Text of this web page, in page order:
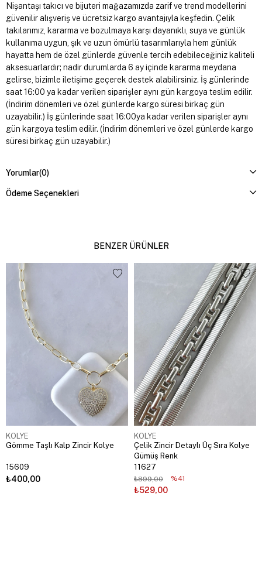
Nişantaşı takıcı ve bijuteri mağazamızda zarif ve trend modellerini
güvenilir alışveriş ve ücretsiz kargo avantajıyla keşfedin. Çelik
takılarımız, kararma ve bozulmaya karşı dayanıklı, suya ve günlük
kullanıma uygun, şık ve uzun ömürlü tasarımlarıyla hem günlük
hayatta hem de özel günlerde güvenle tercih edebileceğiniz kaliteli
aksesuarlardır; nadir durumlarda 6 ay içinde kararma meydana
gelirse, bizimle iletişime geçerek destek alabilirsiniz. İş günlerinde
saat 16:00 ya kadar verilen siparişler aynı gün kargoya teslim edilir.
(İndirim dönemleri ve özel günlerde kargo süresi birkaç gün
uzayabilir.) İş günlerinde saat 16:00ya kadar verilen siparişler aynı
gün kargoya teslim edilir. (İndirim dönemleri ve özel günlerde kargo
süresi birkaç gün uzayabilir.)
Yorumlar(0)
Ödeme Seçenekleri
BENZER ÜRÜNLER
KOLYE
Gömme Taşlı Kalp Zincir Kolye
15609
₺400,00
KOLYE
Çelik Zincir Detaylı Üç Sıra Kolye
Gümüş Renk
11627
₺529,00
₺899,00 %41